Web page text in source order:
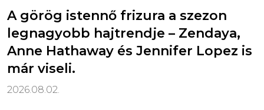
A görög istennő frizura a szezon
legnagyobb hajtrendje – Zendaya,
Anne Hathaway és Jennifer Lopez is
már viseli.
2026.08.02.